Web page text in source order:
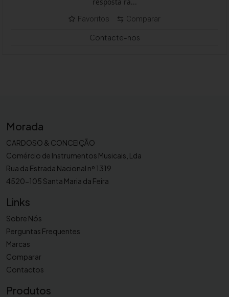
Favoritos
Comparar
Contacte-nos
Morada
CARDOSO & CONCEIÇÃO
Comércio de Instrumentos Musicais, Lda
Rua da Estrada Nacional nº 1319
4520-105 Santa Maria da Feira
Links
Sobre Nós
Perguntas Frequentes
Marcas
Comparar
Contactos
Produtos